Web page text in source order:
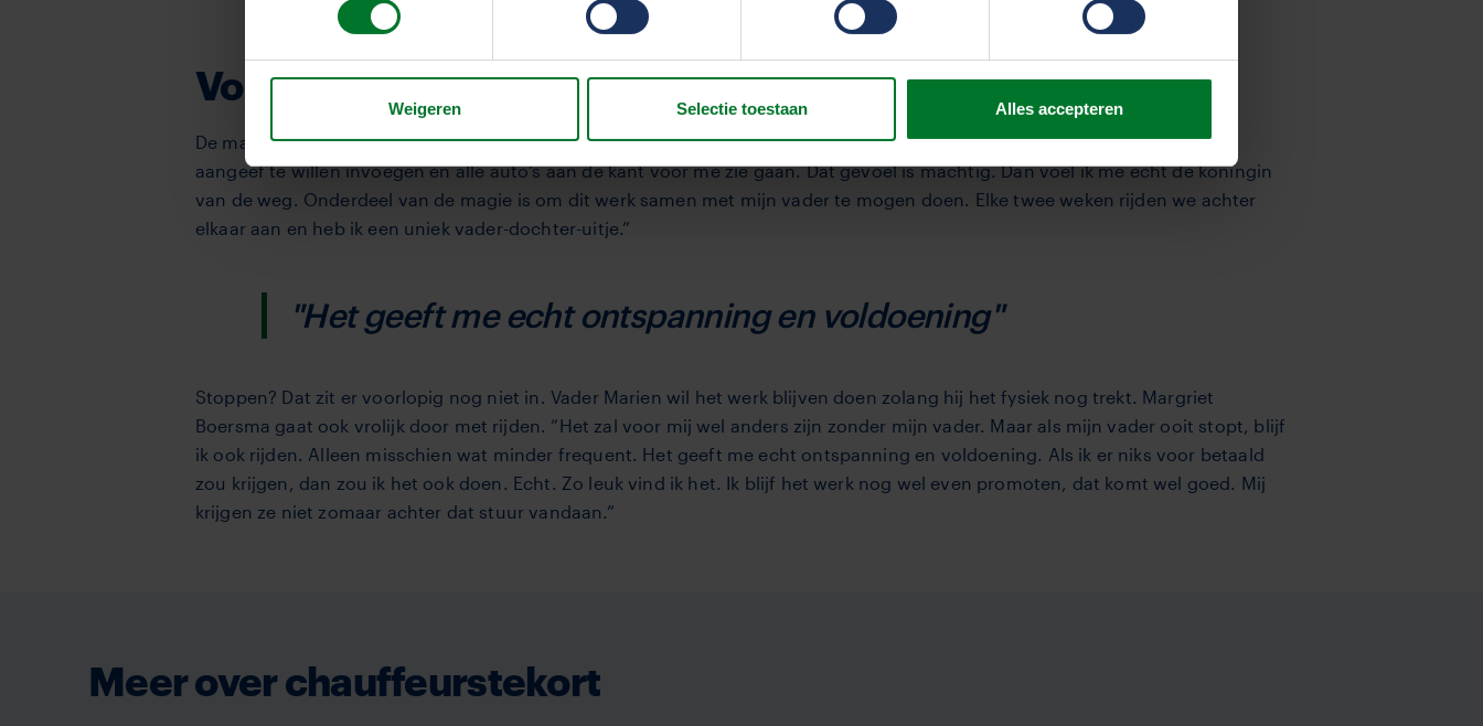
Weigeren Selectie toestaan Alles accepteren
Voorlopig lekker doorgaan
De magie van dit vak? Boersma twijfelt niet: “Het moment wanneer ik de snelweg op kom rijden, ik met mijn knipperlicht
aangeef te willen invoegen en alle auto’s aan de kant voor me zie gaan. Dát gevoel is machtig. Dan voel ik me echt de koningin
van de weg. Onderdeel van de magie is om dit werk samen met mijn vader te mogen doen. Elke twee weken rijden we achter
elkaar aan en heb ik een uniek vader-dochter-uitje.”
"Het geeft me echt ontspanning en voldoening"
Stoppen? Dat zit er voorlopig nog niet in. Vader Marien wil het werk blijven doen zolang hij het fysiek nog trekt. Margriet
Boersma gaat ook vrolijk door met rijden. “Het zal voor mij wel anders zijn zonder mijn vader. Maar als mijn vader ooit stopt, blijf
ik ook rijden. Alleen misschien wat minder frequent. Het geeft me echt ontspanning en voldoening. Als ik er niks voor betaald
zou krijgen, dan zou ik het ook doen. Echt. Zo leuk vind ik het. Ik blijf het werk nog wel even promoten, dat komt wel goed. Mij
krijgen ze niet zomaar achter dat stuur vandaan.”
Meer over chauffeurstekort